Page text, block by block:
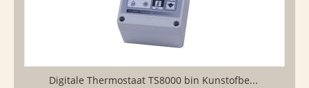
Digitale Thermostaat TS8000 bin Kunstofbe...